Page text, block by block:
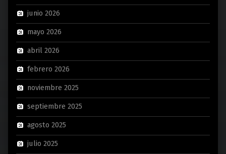
junio 2026
mayo 2026
abril 2026
febrero 2026
noviembre 2025
septiembre 2025
agosto 2025
julio 2025